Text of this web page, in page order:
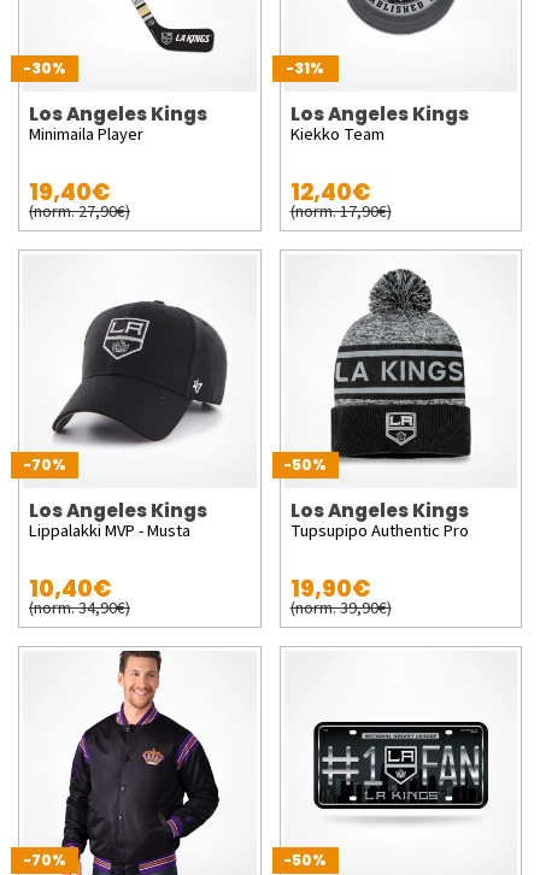
-30%
Los Angeles Kings
Minimaila Player
19,40€
(norm. 27,90€)
-31%
Los Angeles Kings
Kiekko Team
12,40€
(norm. 17,90€)
-70%
Los Angeles Kings
Lippalakki MVP - Musta
10,40€
(norm. 34,90€)
-50%
Los Angeles Kings
Tupsupipo Authentic Pro
19,90€
(norm. 39,90€)
-70% -50%